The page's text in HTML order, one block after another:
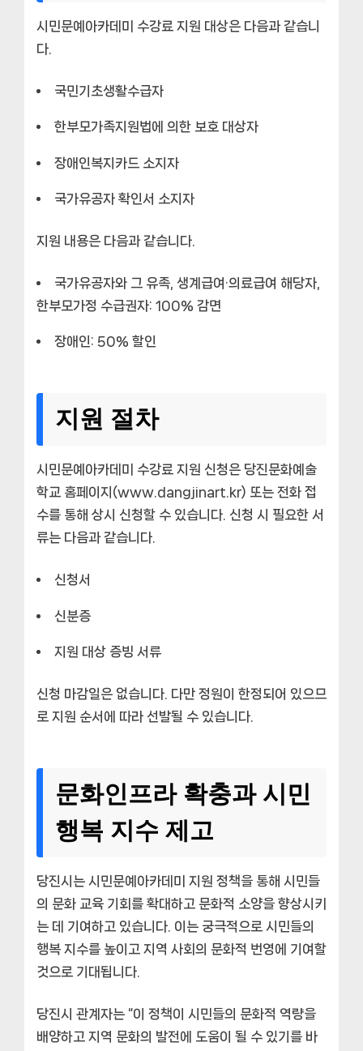
시민문예아카데미 수강료 지원 대상은 다음과 같습니
다.
국민기초생활수급자
한부모가족지원법에 의한 보호 대상자
장애인복지카드 소지자
국가유공자 확인서 소지자
지원 내용은 다음과 같습니다.
국가유공자와 그 유족, 생계급여·의료급여 해당자,
한부모가정 수급권자: 100% 감면
장애인: 50% 할인
지원 절차
시민문예아카데미 수강료 지원 신청은 당진문화예술
학교 홈페이지(www.dangjinart.kr) 또는 전화 접
수를 통해 상시 신청할 수 있습니다. 신청 시 필요한 서
류는 다음과 같습니다.
신청서
신분증
지원 대상 증빙 서류
신청 마감일은 없습니다. 다만 정원이 한정되어 있으므
로 지원 순서에 따라 선발될 수 있습니다.
문화인프라 확충과 시민
행복 지수 제고
당진시는 시민문예아카데미 지원 정책을 통해 시민들
의 문화 교육 기회를 확대하고 문화적 소양을 향상시키
는 데 기여하고 있습니다. 이는 궁극적으로 시민들의
행복 지수를 높이고 지역 사회의 문화적 번영에 기여할
것으로 기대됩니다.
당진시 관계자는 “이 정책이 시민들의 문화적 역량을
배양하고 지역 문화의 발전에 도움이 될 수 있기를 바